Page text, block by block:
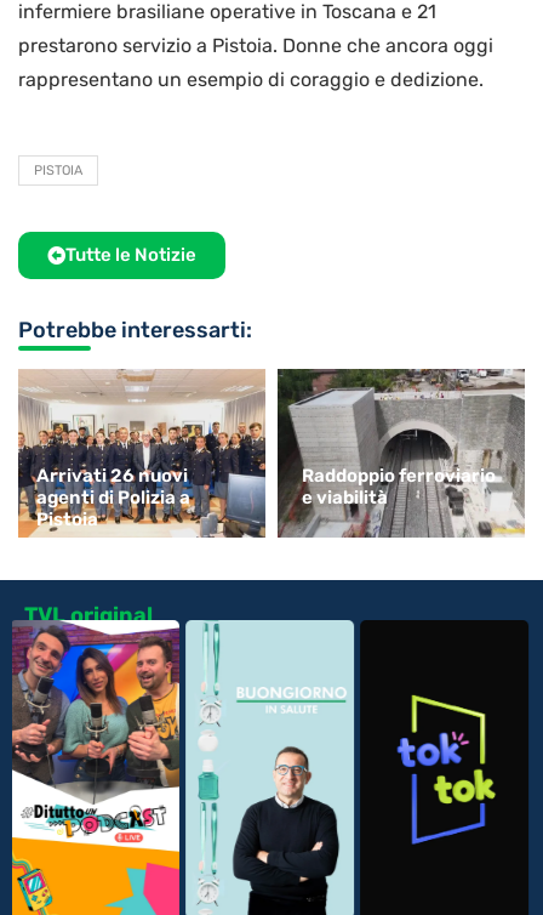
infermiere brasiliane operative in Toscana e 21
prestarono servizio a Pistoia. Donne che ancora oggi
rappresentano un esempio di coraggio e dedizione.
PISTOIA
Tutte le Notizie
Potrebbe interessarti:
Arrivati 26 nuovi
agenti di Polizia a
Pistoia
Raddoppio ferroviario
e viabilità
TVL original